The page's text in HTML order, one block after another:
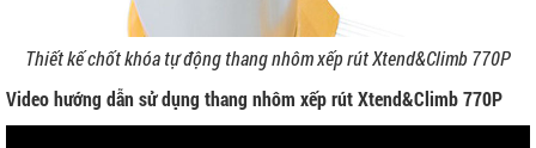
Thiết kế chốt khóa tự động thang nhôm xếp rút Xtend&Climb 770P
Video hướng dẫn sử dụng thang nhôm xếp rút Xtend&Climb 770P